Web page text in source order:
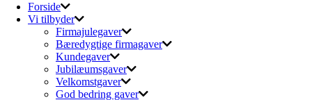
Forside
Vi tilbyder
Firmajulegaver
Bæredygtige firmagaver
Kundegaver
Jubilæumsgaver
Velkomstgaver
God bedring gaver